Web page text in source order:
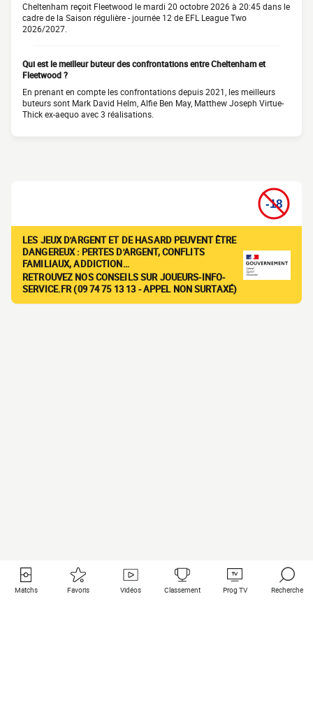
Cheltenham reçoit Fleetwood le mardi 20 octobre 2026 à 20:45 dans le
cadre de la Saison régulière - journée 12 de EFL League Two
2026/2027.
Qui est le meilleur buteur des confrontations entre Cheltenham et
Fleetwood ?
En prenant en compte les confrontations depuis 2021, les meilleurs
buteurs sont Mark David Helm, Alfie Ben May, Matthew Joseph Virtue-
Thick ex-aequo avec 3 réalisations.
LES JEUX D'ARGENT ET DE HASARD PEUVENT ÊTRE
DANGEREUX : PERTES D'ARGENT, CONFLITS
FAMILIAUX, ADDICTION…
RETROUVEZ NOS CONSEILS SUR JOUEURS-INFO-
SERVICE.FR (09 74 75 13 13 - APPEL NON SURTAXÉ)
Matchs Favoris Vidéos Classement Prog TV Recherche